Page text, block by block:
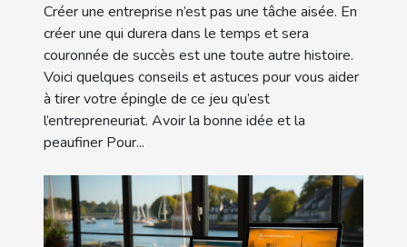
Créer une entreprise n’est pas une tâche aisée. En
créer une qui durera dans le temps et sera
couronnée de succès est une toute autre histoire.
Voici quelques conseils et astuces pour vous aider
à tirer votre épingle de ce jeu qu’est
l’entrepreneuriat. Avoir la bonne idée et la
peaufiner Pour...